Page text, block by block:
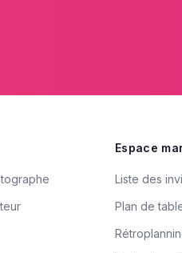
Espace
Liste des
Plan de